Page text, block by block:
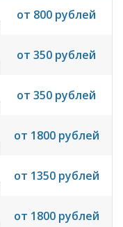
от 800 рублей
от 350 рублей
от 350 рублей
от 1800 рублей
от 1350 рублей
от 1800 рублей